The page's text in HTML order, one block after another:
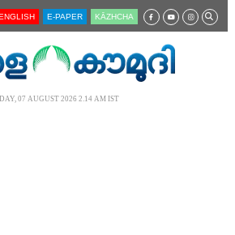
E-PAPER KĀZHCHA
07 AUGUST 2026 2.14 AM IST